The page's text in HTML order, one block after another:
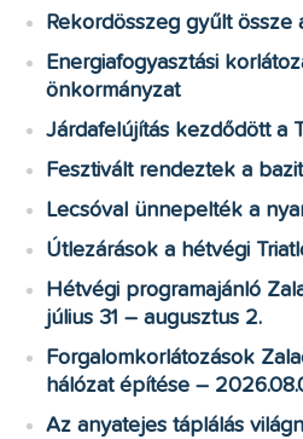
Rekordösszeg gyűlt össze
Energiafogyasztási
önkormányzat
Járdafelújítás kezdődött a
Fesztivált rendeztek a
Lecsóval ünnepelték a
Útlezárások a hétvégi
Hétvégi programajánló
július 31 – augusztus 2.
Forgalomkorlátozások
hálózat építése –
Az anyatejes táplálás